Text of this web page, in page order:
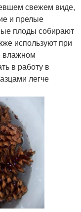
свежем виде,
и прелые
плоды собирают
используют при
влажном
в работу в
легче